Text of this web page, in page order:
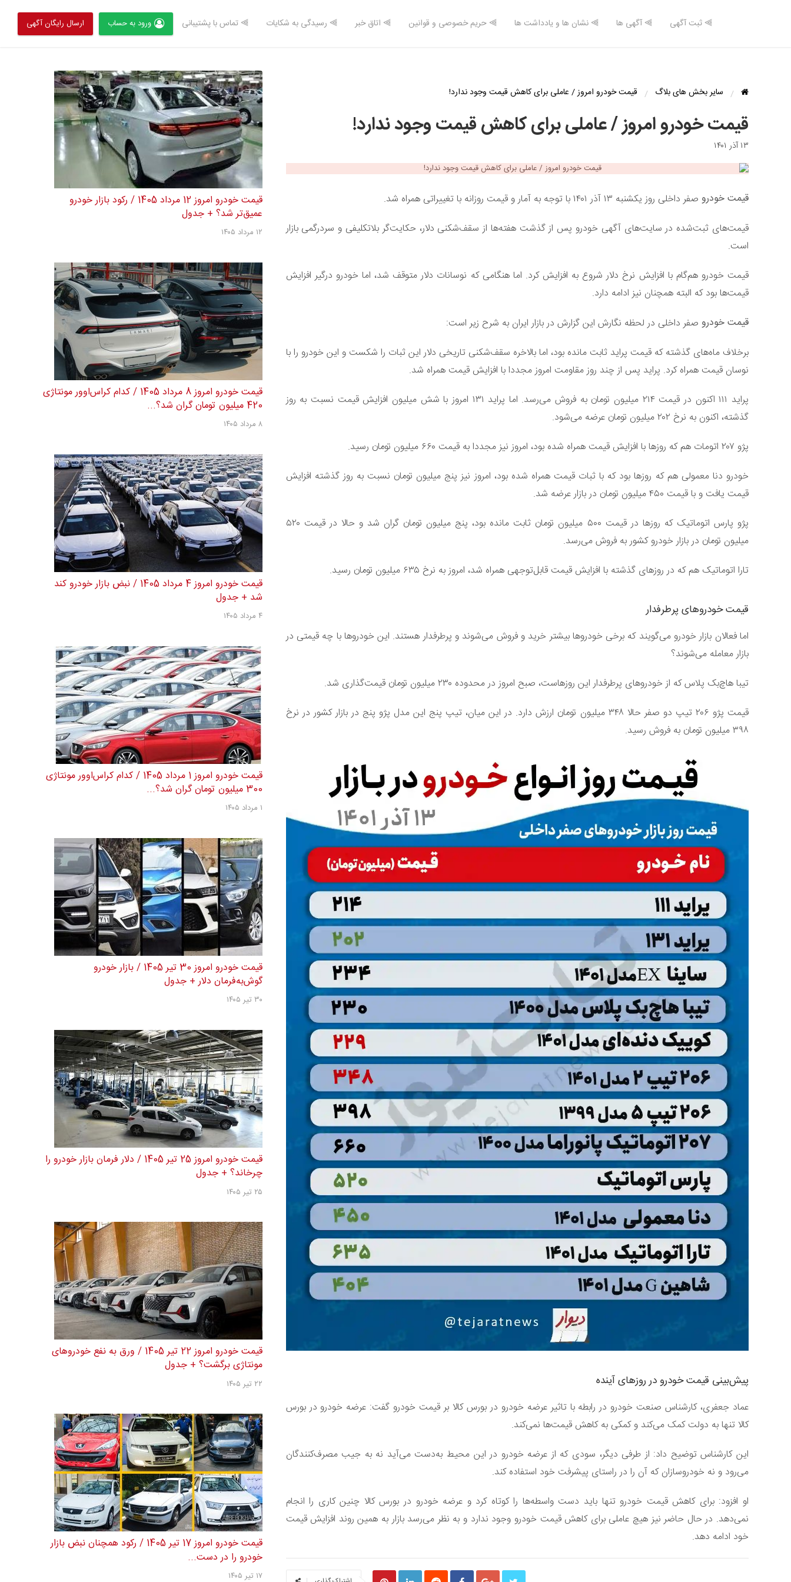
⫸ ثبت آگهی ⫸ آگهی ها ⫸ نشان ها و یادداشت ها ⫸ حریم خصوصی و قوانین ⫸ اتاق خبر ⫸ رسیدگی به شکایات ⫸ تماس با پشتیبانی ورود به حساب ارسال رایگان آگهی
سایر بخش های بلاگ قیمت خودرو امروز / عاملی برای کاهش قیمت وجود ندارد!
قیمت خودرو امروز / عاملی برای کاهش قیمت وجود ندارد!
۱۳ آذر ۱۴۰۱
قیمت خودرو صفر داخلی روز یکشنبه ۱۳ آذر ۱۴۰۱ با توجه به آمار و قیمت روزانه با تغییراتی همراه شد.
قیمت‌های ثبت‌شده در سایت‌های آگهی خودرو پس از گذشت هفته‌ها از سقف‌شکنی دلار، حکایت‌گر بلاتکلیفی و سردرگمی بازار
است.
قیمت خودرو هم‌گام با افزایش نرخ دلار شروع به افزایش کرد. اما هنگامی که نوسانات دلار متوقف شد، اما خودرو درگیر افزایش
قیمت‌ها بود که البته همچنان نیز ادامه دارد.
قیمت خودرو صفر داخلی در لحظه نگارش این گزارش در بازار ایران به شرح زیر است:
برخلاف ماه‌های گذشته که قیمت پراید ثابت مانده بود، اما بالاخره سقف‌شکنی تاریخی دلار این ثبات را شکست و این خودرو را با
نوسان قیمت همراه کرد. پراید پس از چند روز مقاومت امروز مجددا با افزایش قیمت همراه شد.
پراید ۱۱۱ اکنون در قیمت ۲۱۴ میلیون تومان به فروش می‌رسد. اما پراید ۱۳۱ امروز با شش میلیون افزایش قیمت نسبت به روز
گذشته، اکنون به نرخ ۲۰۲ میلیون تومان عرضه می‌شود.
پژو ۲۰۷ اتومات هم که روزها با افزایش قیمت همراه شده بود، امروز نیز مجددا به قیمت ۶۶۰ میلیون تومان رسید.
خودرو دنا معمولی هم که روزها بود که با ثبات قیمت همراه شده بود، امروز نیز پنج میلیون تومان نسبت به روز گذشته افزایش
قیمت یافت و با قیمت ۴۵۰ میلیون تومان در بازار عرضه شد.
پژو پارس اتوماتیک که روزها در قیمت ۵۰۰ میلیون تومان ثابت مانده بود، پنج میلیون تومان گران شد و حالا در قیمت ۵۲۰
میلیون تومان در بازار خودرو کشور به فروش می‌رسد.
تارا اتوماتیک هم که در روزهای گذشته با افزایش قیمت قابل‌توجهی همراه شد، امروز به نرخ ۶۳۵ میلیون تومان رسید.
قیمت خودروهای پرطرفدار
اما فعالان بازار خودرو می‌گویند که برخی خودروها بیشتر خرید و فروش می‌شوند و پرطرفدار هستند. این خودروها با چه قیمتی در
بازار معامله می‌شوند؟
تیبا هاچ‌بک‌ پلاس که از خودروهای پرطرفدار این روزهاست، صبح امروز در محدوده ۲۳۰ میلیون تومان قیمت‌گذاری شد.
قیمت پژو ۲۰۶ تیپ دو صفر حالا ۳۴۸ میلیون تومان ارزش دارد. در این میان، تیپ پنج این مدل پژو پنج در بازار کشور در نرخ
۳۹۸ میلیون تومان به فروش رسید.
پیش‌بینی قیمت خودرو در روزهای آینده
عماد جعفری، کارشناس صنعت خودرو در رابطه با تاثیر عرضه خودرو در بورس کالا بر قیمت خودرو گفت: عرضه خودرو در بورس
کالا تنها به دولت کمک می‌کند و کمکی به کاهش قیمت‌ها نمی‌کند.
این کارشناس توضیح داد: از طرفی دیگر، سودی که از عرضه خودرو در این محیط به‌دست می‌آید نه به جیب مصرف‌کنندگان
می‌رود و نه خودروسازان که آن را در راستای پیشرفت خود استفاده کند.
او افزود: برای کاهش قیمت خودرو تنها باید دست واسطه‌ها را کوتاه کرد و عرضه خودرو در بورس کالا چنین کاری را انجام
نمی‌دهد. در حال حاضر نیز هیچ عاملی برای کاهش قیمت خودرو وجود ندارد و به نظر می‌رسد بازار به همین روند افزایش قیمت
خود ادامه دهد.
قیمت خودرو امروز 12 مرداد 1405 / رکود بازار خودرو
عمیق‌تر شد؟ + جدول
۱۲ مرداد ۱۴۰۵
قیمت خودرو امروز 8 مرداد 1405 / کدام کراس‌اوور مونتاژی
420 میلیون تومان گران شد؟...
۸ مرداد ۱۴۰۵
قیمت خودرو امروز 4 مرداد 1405 / نبض بازار خودرو کند
شد + جدول
۴ مرداد ۱۴۰۵
قیمت خودرو امروز 1 مرداد 1405 / کدام کراس‌اوور مونتاژی
300 میلیون تومان گران شد؟...
۱ مرداد ۱۴۰۵
قیمت خودرو امروز 30 تیر 1405 / بازار خودرو
گوش‌به‌فرمان دلار + جدول
۳۰ تیر ۱۴۰۵
قیمت خودرو امروز 25 تیر 1405 / دلار فرمان بازار خودرو را
چرخاند؟ + جدول
۲۵ تیر ۱۴۰۵
قیمت خودرو امروز 22 تیر 1405 / ورق به نفع خودروهای
مونتاژی برگشت؟ + جدول
۲۲ تیر ۱۴۰۵
قیمت خودرو امروز 17 تیر 1405 / رکود همچنان نبض بازار
خودرو را در دست...
۱۷ تیر ۱۴۰۵